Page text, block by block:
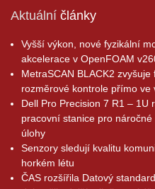
Aktuální články
Vyšší výkon, nové fyzikální
akcelerace v OpenFOAM
MetraSCAN BLACK2 zvyšuje
rozměrové kontrole přímo ve
Dell Pro Precision 7 R1 – 1U
pracovní stanice pro náročné
úlohy
Senzory sledují kvalitu
horkém létu
ČAS rozšířila Datový